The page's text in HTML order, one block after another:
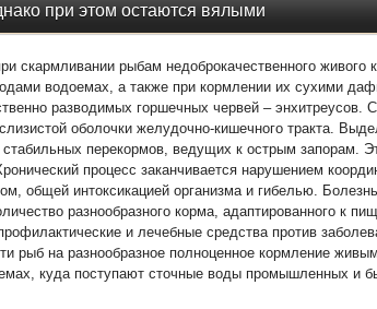
при этом остаются вялыми
скармливании рыбам недоброкачественного живого
водоемах, а также при кормлении их сухими
разводимых горшечных червей – энхитреусов.
оболочки желудочно‑кишечного тракта.
перекормов, ведущих к острым запорам.
процесс заканчивается нарушением
общей интоксикацией организма и гибелью.
разнообразного корма, адаптированного к
и лечебные средства против
рыб на разнообразное полноценное кормление
куда поступают сточные воды промышленных и